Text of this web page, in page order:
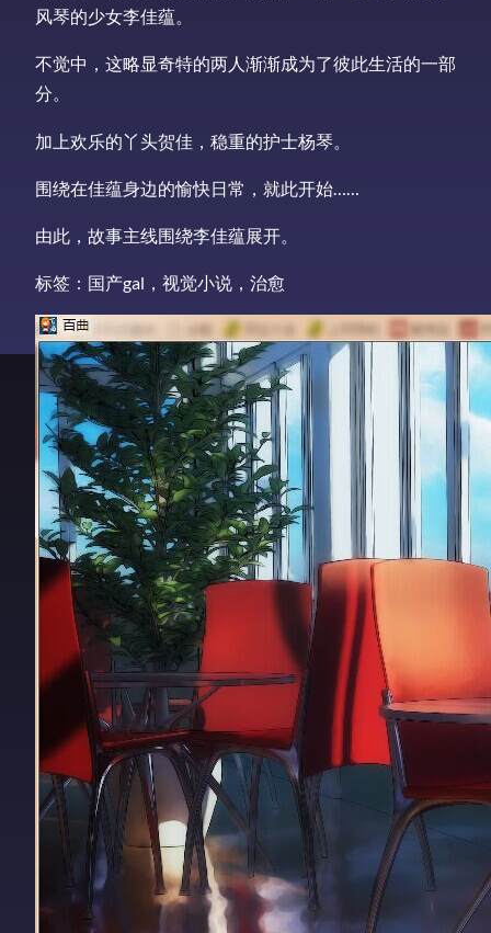
风琴的少女李佳蕴。
不觉中，这略显奇特的两人渐渐成为了彼此生活的一部
分。
加上欢乐的丫头贺佳，稳重的护士杨琴。
围绕在佳蕴身边的愉快日常，就此开始……
由此，故事主线围绕李佳蕴展开。
标签：国产gal，视觉小说，治愈